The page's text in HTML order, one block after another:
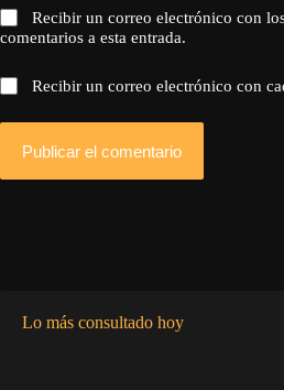
Recibir un correo electrónico con
comentarios a esta entrada.
Recibir un correo electrónico con
Publicar el comentario
Lo más consultado hoy